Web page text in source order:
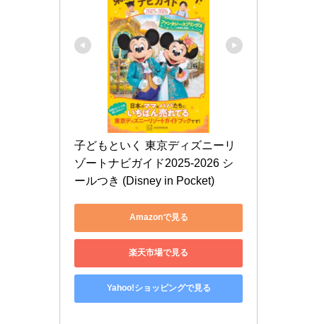
子どもといく 東京ディズニーリ
ゾートナビガイド2025-2026 シ
ールつき (Disney in Pocket)
Amazonで見る
楽天市場で見る
Yahoo!ショッピングで見る